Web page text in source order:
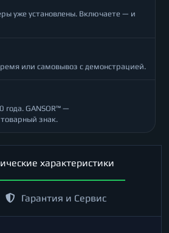
уже установлены. Включаете — и
или самовывоз с демонстрацией.
GANSOR™ —
знак.
характеристики
Гарантия и Сервис